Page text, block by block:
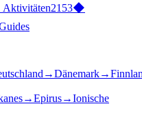
Aktivitäten2153◆
→Dänemark→
→Epirus→Ionische